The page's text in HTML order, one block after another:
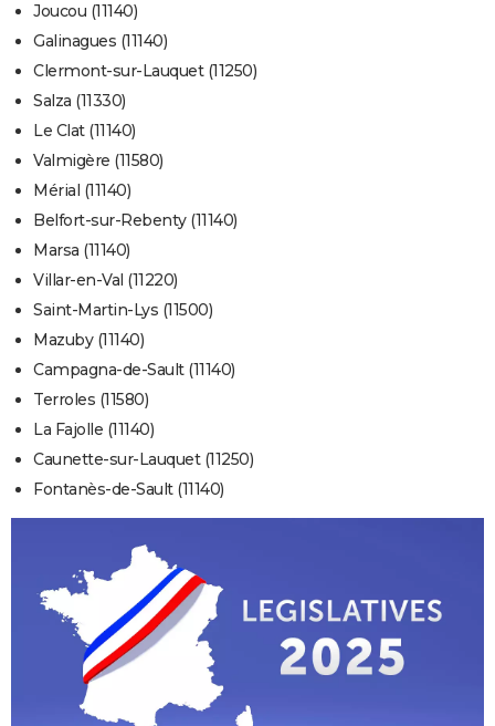
Joucou (11140)
Galinagues (11140)
Clermont-sur-Lauquet (11250)
Salza (11330)
Le Clat (11140)
Valmigère (11580)
Mérial (11140)
Belfort-sur-Rebenty (11140)
Marsa (11140)
Villar-en-Val (11220)
Saint-Martin-Lys (11500)
Mazuby (11140)
Campagna-de-Sault (11140)
Terroles (11580)
La Fajolle (11140)
Caunette-sur-Lauquet (11250)
Fontanès-de-Sault (11140)